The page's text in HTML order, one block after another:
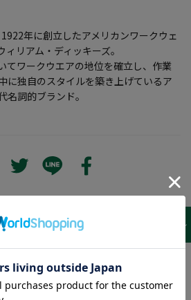
年に創立したアメリカンワークウェ
リアム・ディッキーズ。
てワークウエアの地位を確立し、作業
に独自のスタイルを築き上げているア
名詞的ブランド。